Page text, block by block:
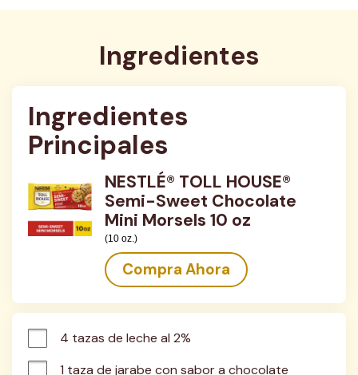
Ingredientes
Ingredientes
Principales
NESTLÉ® TOLL HOUSE®
Semi-Sweet Chocolate
Mini Morsels 10 oz
(10 oz.)
Compra Ahora
4 tazas de leche al 2%
1 taza de jarabe con sabor a chocolate